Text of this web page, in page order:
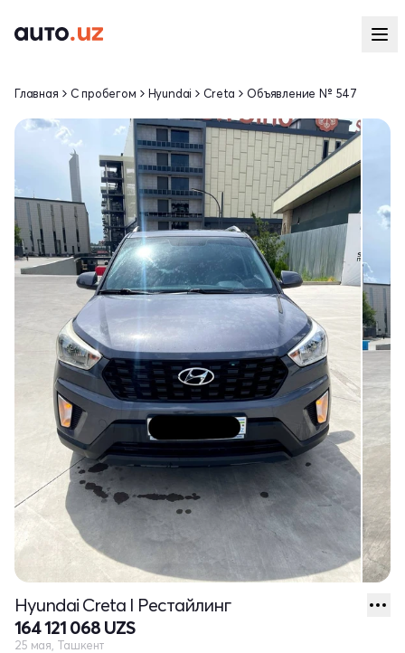
Главная С пробегом Hyundai Creta Объявление № 547
Hyundai Creta I Рестайлинг
164 121 068 UZS
25 мая, Ташкент